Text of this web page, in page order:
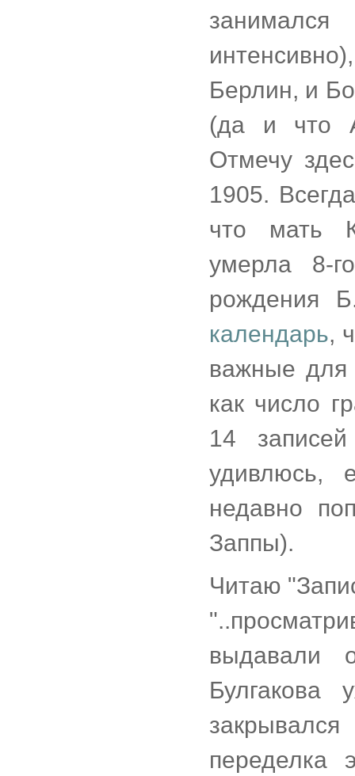
Берлин, и
(да и что
Отмечу
1905.
что мать
умерла 8-
рождения
календарь,
важные
как число
14
удивлюсь,
недавно
Заппы).
Читаю
выдавали
Булгакова
переделка